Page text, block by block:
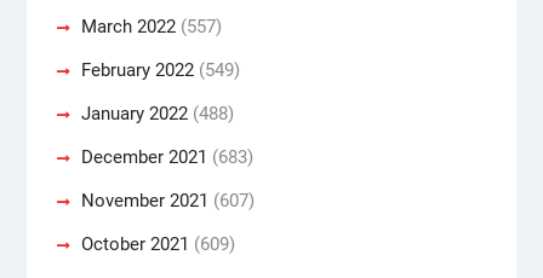
March 2022(557)
February 2022(549)
January 2022(488)
December 2021 (683)
November 2021 (607)
October 2021 (609)